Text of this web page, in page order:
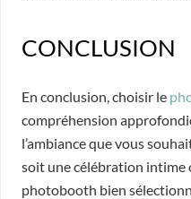
CONCLUSION
En conclusion, choisir le
compréhension
l’ambiance que vous
soit une célébration intime
photobooth bien